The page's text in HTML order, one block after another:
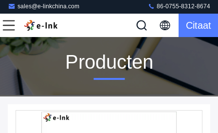
sales@e-linkchina.com 86-0755-8312-8674
Citaat
Producten